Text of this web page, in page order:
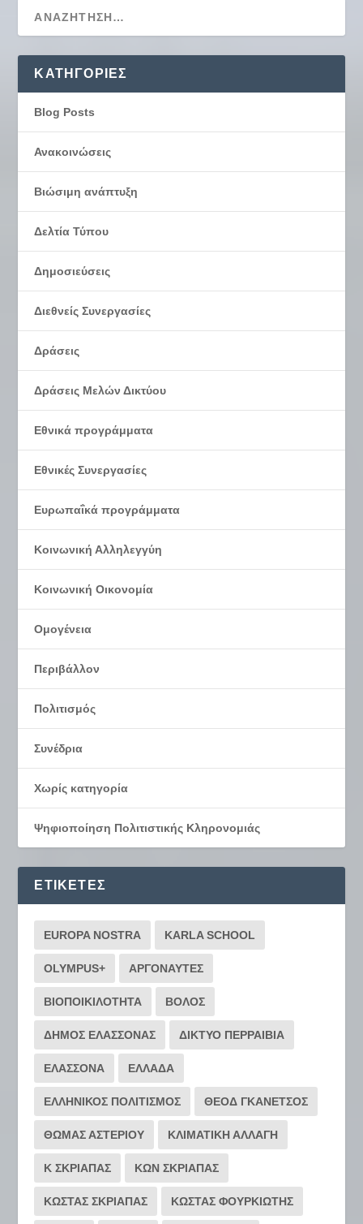
KΑΤΗΓΟΡΊΕΣ
Blog Posts
Ανακοινώσεις
Βιώσιμη ανάπτυξη
Δελτία Τύπου
Δημοσιεύσεις
Διεθνείς Συνεργασίες
Δράσεις
Δράσεις Μελών Δικτύου
Εθνικά προγράμματα
Εθνικές Συνεργασίες
Ευρωπαΐκά προγράμματα
Κοινωνική Αλληλεγγύη
Κοινωνική Οικονομία
Ομογένεια
Περιβάλλον
Πολιτισμός
Συνέδρια
Χωρίς κατηγορία
Ψηφιοποίηση Πολιτιστικής Κληρονομιάς
ΕΤΙΚΈΤΕΣ
EUROPA NOSTRA KARLA SCHOOL
OLYMPUS+ ΑΡΓΟΝΑΥΤΕΣ
ΒΙΟΠΟΙΚΙΛΟΤΗΤΑ ΒΟΛΟΣ
ΔΗΜΟΣ ΕΛΑΣΣΟΝΑΣ ΔΙΚΤΥΟ ΠΕΡΡΑΙΒΙΑ
ΕΛΑΣΣΟΝΑ ΕΛΛΑΔΑ
ΕΛΛΗΝΙΚΟΣ ΠΟΛΙΤΙΣΜΟΣ ΘΕΟΔ ΓΚΑΝΕΤΣΟΣ
ΘΩΜΑΣ ΑΣΤΕΡΙΟΥ ΚΛΙΜΑΤΙΚΗ ΑΛΛΑΓΗ
Κ ΣΚΡΙΑΠΑΣ ΚΩΝ ΣΚΡΙΑΠΑΣ
ΚΩΣΤΑΣ ΣΚΡΙΑΠΑΣ ΚΩΣΤΑΣ ΦΟΥΡΚΙΩΤΗΣ